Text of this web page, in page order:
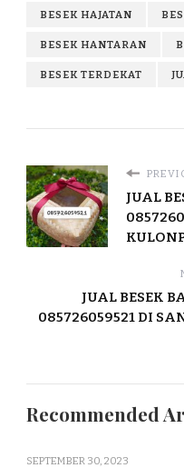
BESEK HAJATAN
BESEK HANTARAN
BESEK TERDEKAT
JUAL
JUAL BESEK
085726059521 DI
Recommended
SEPTEMBER 30, 2023